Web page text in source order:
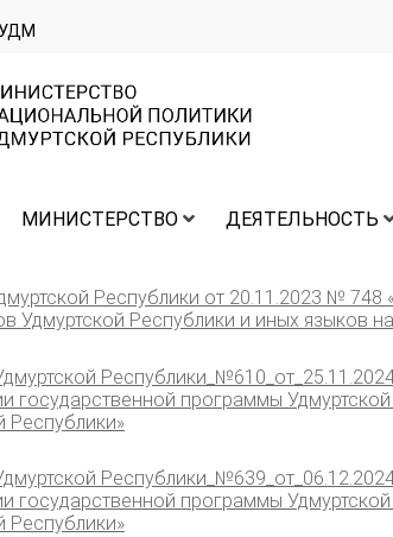
УДМ
МИНИСТЕРСТВО ДЕЯТЕЛЬНОСТЬ
Республики от 20.11.2023 №
Удмуртской Республики и иных языков
программы
Республики»
программы
Республики»